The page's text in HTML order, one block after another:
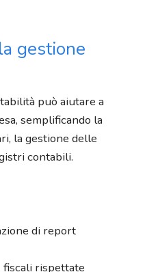
gestione
può aiutare a
semplificando la
la gestione delle
contabili.
di report
fiscali rispettate